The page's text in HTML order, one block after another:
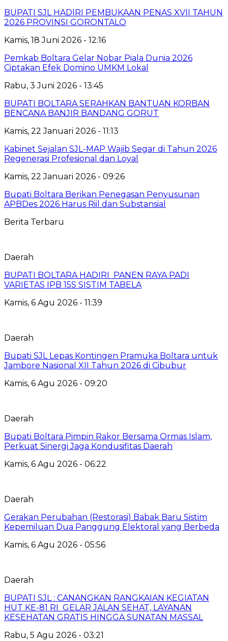
BUPATI SJL HADIRI PEMBUKAAN PENAS XVII TAHUN
2026 PROVINSI GORONTALO
Kamis, 18 Juni 2026 - 12:16
‎Pemkab Boltara Gelar Nobar Piala Dunia 2026
Ciptakan Efek Domino UMKM Lokal
Rabu, 3 Juni 2026 - 13:45
BUPATI BOLTARA SERAHKAN BANTUAN KORBAN
BENCANA BANJIR BANDANG GORUT
Kamis, 22 Januari 2026 - 11:13
Kabinet Sejalan SJL-MAP Wajib Segar di Tahun 2026
Regenerasi Profesional dan Loyal
Kamis, 22 Januari 2026 - 09:26
Bupati Boltara Berikan Penegasan Penyusunan
APBDes 2026 Harus Riil dan Substansial
Berita Terbaru
Daerah
BUPATI BOLTARA HADIRI PANEN RAYA PADI
VARIETAS IPB 15S SISTIM TABELA
Kamis, 6 Agu 2026 - 11:39
Daerah
Bupati SJL Lepas Kontingen Pramuka Boltara untuk
Jambore Nasional XII Tahun 2026 di Cibubur
Kamis, 6 Agu 2026 - 09:20
Daerah
Bupati Boltara Pimpin Rakor Bersama Ormas Islam,
Perkuat Sinergi Jaga Kondusifitas Daerah
Kamis, 6 Agu 2026 - 06:22
Daerah
Gerakan Perubahan (Restorasi) Babak Baru Sistim
Kepemiluan Dua Panggung Elektoral yang Berbeda
Kamis, 6 Agu 2026 - 05:56
Daerah
BUPATI SJL : CANANGKAN RANGKAIAN KEGIATAN
HUT KE-81 RI GELAR JALAN SEHAT, LAYANAN
KESEHATAN GRATIS HINGGA SUNATAN MASSAL
Rabu, 5 Agu 2026 - 03:21